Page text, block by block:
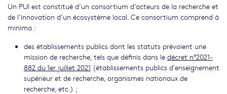
Un PUI est constitué d’un consortium d’acteurs de la recherche et
de l’innovation d’un écosystème local. Ce consortium comprend à
minima :
des établissements publics dont les statuts prévoient une
mission de recherche, tels que définis dans le décret n°2021-
882 du 1er juillet 2021 (établissements publics d’enseignement
supérieur et de recherche, organismes nationaux de
recherche, etc.) ;